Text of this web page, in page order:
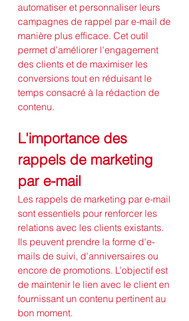
automatiser et personnaliser leurs
campagnes de rappel par e-mail de
manière plus efficace. Cet outil
permet d’améliorer l'engagement
des clients et de maximiser les
conversions tout en réduisant le
temps consacré à la rédaction de
contenu.
L'importance des
rappels de marketing
par e-mail
Les rappels de marketing par e-mail
sont essentiels pour renforcer les
relations avec les clients existants.
Ils peuvent prendre la forme d'e-
mails de suivi, d'anniversaires ou
encore de promotions. L’objectif est
de maintenir le lien avec le client en
fournissant un contenu pertinent au
bon moment.